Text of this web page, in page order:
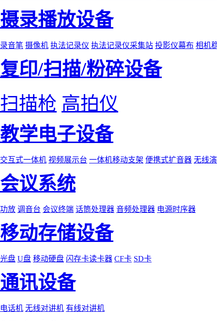
摄录播放设备
录音笔 摄像机 执法记录仪 执法记录仪采集站 投影仪幕布 相机
复印/扫描/粉碎设备
扫描枪 高拍仪
教学电子设备
交互式一体机 视频展示台 一体机移动支架 便携式扩音器 无线
会议系统
功放 调音台 会议终端 话筒处理器 音频处理器 电源时序器
移动存储设备
光盘 U盘 移动硬盘 闪存卡读卡器 CF卡 SD卡
通讯设备
电话机 无线对讲机 有线对讲机